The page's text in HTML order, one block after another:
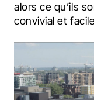
alors ce qu’ils
convivial et